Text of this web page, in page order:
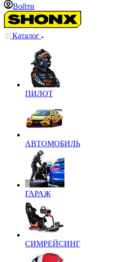
Войти
Каталог
ПИЛОТ
АВТОМОБИЛЬ
ГАРАЖ
СИМРЕЙСИНГ